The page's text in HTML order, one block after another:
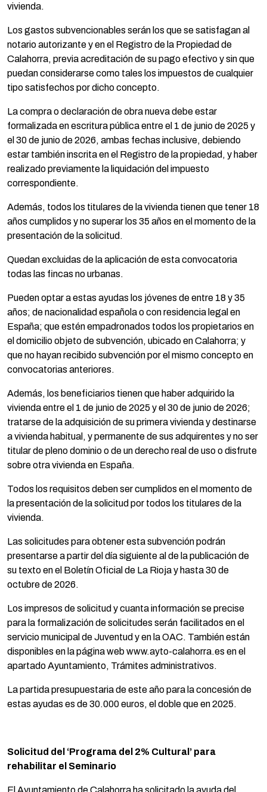
vivienda.
Los gastos subvencionables serán los que se satisfagan al
notario autorizante y en el Registro de la Propiedad de
Calahorra, previa acreditación de su pago efectivo y sin que
puedan considerarse como tales los impuestos de cualquier
tipo satisfechos por dicho concepto.
La compra o declaración de obra nueva debe estar
formalizada en escritura pública entre el 1 de junio de 2025 y
el 30 de junio de 2026, ambas fechas inclusive, debiendo
estar también inscrita en el Registro de la propiedad, y haber
realizado previamente la liquidación del impuesto
correspondiente.
Además, todos los titulares de la vivienda tienen que tener 18
años cumplidos y no superar los 35 años en el momento de la
presentación de la solicitud.
Quedan excluidas de la aplicación de esta convocatoria
todas las fincas no urbanas.
Pueden optar a estas ayudas los jóvenes de entre 18 y 35
años; de nacionalidad española o con residencia legal en
España; que estén empadronados todos los propietarios en
el domicilio objeto de subvención, ubicado en Calahorra; y
que no hayan recibido subvención por el mismo concepto en
convocatorias anteriores.
Además, los beneficiarios tienen que haber adquirido la
vivienda entre el 1 de junio de 2025 y el 30 de junio de 2026;
tratarse de la adquisición de su primera vivienda y destinarse
a vivienda habitual, y permanente de sus adquirentes y no ser
titular de pleno dominio o de un derecho real de uso o disfrute
sobre otra vivienda en España.
Todos los requisitos deben ser cumplidos en el momento de
la presentación de la solicitud por todos los titulares de la
vivienda.
Las solicitudes para obtener esta subvención podrán
presentarse a partir del día siguiente al de la publicación de
su texto en el Boletín Oficial de La Rioja y hasta 30 de
octubre de 2026.
Los impresos de solicitud y cuanta información se precise
para la formalización de solicitudes serán facilitados en el
servicio municipal de Juventud y en la OAC. También están
disponibles en la página web www.ayto-calahorra.es en el
apartado Ayuntamiento, Trámites administrativos.
La partida presupuestaria de este año para la concesión de
estas ayudas es de 30.000 euros, el doble que en 2025.
Solicitud del ‘Programa del 2% Cultural’ para
rehabilitar el Seminario
El Ayuntamiento de Calahorra ha solicitado la ayuda del